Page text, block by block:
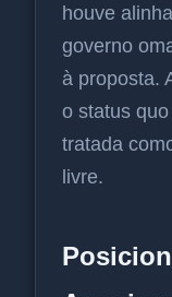
houve
governo
à proposta.
o status
tratada
livre.